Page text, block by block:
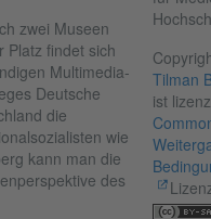
zwei Museen
Platz findet sich
Multimedia-
Deutsche
die
wie
kann man die
des
Tilman
ist